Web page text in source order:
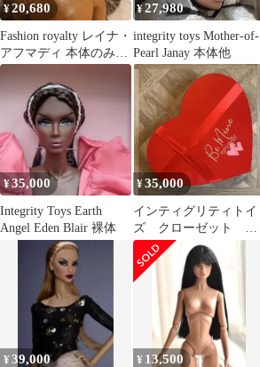
¥20,680
Fashion royalty レイナ・
アフマディ 本体のみ
NU FACE
¥27,980
integrity toys Mother-of-
Pearl Janay 本体他
¥35,000
Integrity Toys Earth
Angel Eden Blair 裸体
¥35,000
インティグリティトイ
ズ クローゼット チ
ェリーちゃん リカち
ゃん ruruko
¥39,000 ¥ 13,500